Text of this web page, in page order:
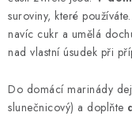
suroviny, které
navíc cukr a umělá
nad vlastní úsudek při
Do domácí marinády
slunečnicový) a doplňte